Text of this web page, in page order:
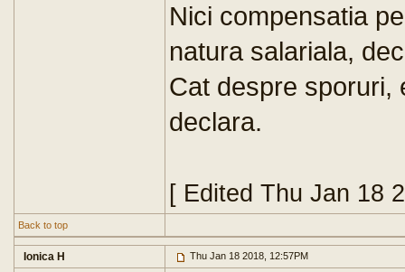
Nici compensatia
natura salariala,
Cat despre sporuri,
declara.
[ Edited Thu Jan 18
Back to top
Ionica H Thu Jan 18 2018, 12:57PM